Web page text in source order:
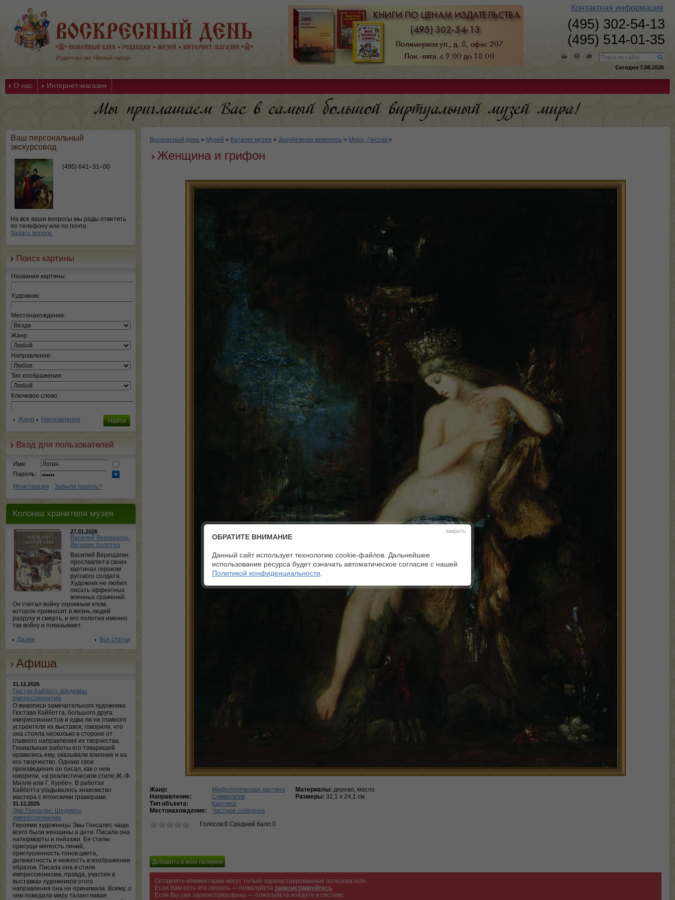
Издательство «Белый город»
Контактная информация
(495) 302-54-13
(495) 514-01-35
Сегодня 7.08.2026
О нас Интернет-магазин
Ваш персональный
экскурсовод
(495) 641–31–00
На все ваши вопросы мы рады ответить
по телефону или по почте.
Задать вопрос
Поиск картины
Название картины:
Художник:
Местонахождение:
Жанр:
Направление:
Тип изображения:
Ключевое слово:
Жанр Направления
Вход для пользователей
Имя:
Пароль:
Регистрация
Забыли пароль?
Колонка хранителя музея
27.01.2026
Василий Верещагин.
Великие полотна
Василий Верещагин
прославлял в своих
картинах героизм
русского солдата.
Художник не любил
писать эффектных
военных сражений.
Он считал войну огромным злом,
которое привносит в жизнь людей
разруху и смерть, и его полотна именно
так войну и показывают.
Далее
Все статьи
Афиша
31.12.2025
Гюстав Кайботт. Шедевры
импрессионизма
О живописи замечательного художника
Гюстава Кайботта, большого друга
импрессионистов и едва ли не главного
устроителя их выставок, говорили, что
она стояла несколько в стороне от
главного направления их творчества.
Гениальные работы его товарищей
нравились ему, оказывали влияние и на
его творчество. Однако свои
произведения он писал, как о нем
говорили, «в реалистическом стиле Ж.-Ф.
Милле или Г. Курбе». В работах
Кайботта угадывалось знакомство
мастера с японскими гравюрами.
31.12.2025
Эва Гонсалес. Шедевры
импрессионизма
Героями художницы Эвы Гонсалес чаще
всего были женщины и дети. Писала она
натюрморты и пейзажи. Ее стилю
присущи мягкость линий,
приглушенность тонов цвета,
деликатность и нежность в изображении
образов. Писала она в стиле
импрессионизма, правда, участия в
выставках художников этого
направления она не принимала. Всему, о
чем поведала миру талантливая
Воскресный день » Музей » Каталог музея » Зарубежная живопись » Моро, Гюстав »
Женщина и грифон
Жанр:
Мифологическая картина
Направление:
Символизм
Тип объекта:
Картина
Местонахождение:
Частное собрание
Голосов:0 Средний балл:0
Материалы: дерево, масло
Размеры: 32,1 х 24,1 см
Оставлять комментарии могут только зарегистрированные пользователи.
Если Вам есть что сказать — пожалуйста зарегистрируйтесь.
Если Вы уже зарегистрированы — пожалуйста войдите в систему.
закрыть
ОБРАТИТЕ ВНИМАНИЕ
Данный сайт использует технологию cookie-файлов. Дальнейшее
использование ресурса будет означать автоматическое согласие с нашей
Политикой конфиденциальности